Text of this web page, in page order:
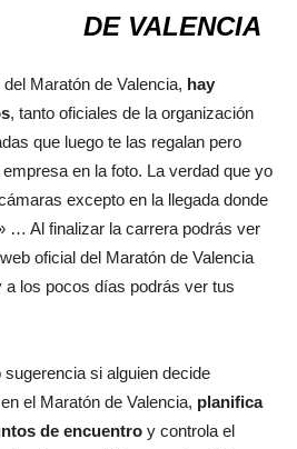
DE VALENCIA
Maratón de Valencia, hay
, tanto oficiales de la organización
que luego te las regalan pero
en la foto. La verdad que yo
excepto en la llegada donde
… Al finalizar la carrera podrás ver
oficial del Maratón de Valencia
a los pocos días podrás ver tus
si alguien decide
el Maratón de Valencia, planifica
de encuentro y controla el